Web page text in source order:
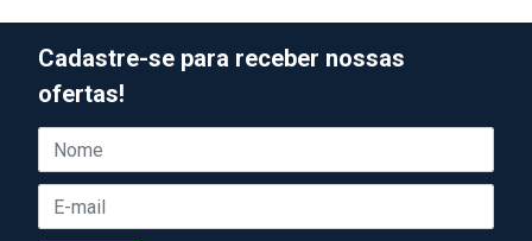
Cadastre-se para receber nossas
ofertas!